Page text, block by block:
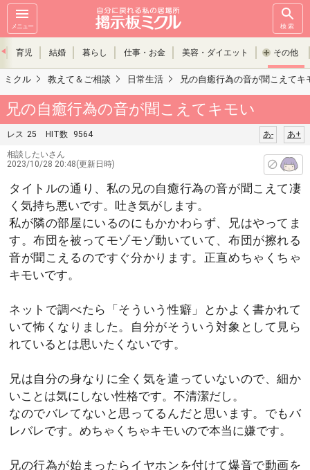
メニュー 検索
育児 結婚 暮らし 仕事・お金 美容・ダイエット その他
ミクル 教えて＆ご相談 日常生活 兄の自癒行為の音が聞こえてキ
兄の自癒行為の音が聞こえてキモい
レス 25 HIT数 9564 あ+
あ-
相談したいさん
2023/10/28 20:48(更新日時)
タイトルの通り、私の兄の自癒行為の音が聞こえて凄
く気持ち悪いです。吐き気がします。
私が隣の部屋にいるのにもかかわらず、兄はやってま
す。布団を被ってモゾモゾ動いていて、布団が擦れる
音が聞こえるのですぐ分かります。正直めちゃくちゃ
キモいです。
ネットで調べたら「そういう性癖」とかよく書かれて
いて怖くなりました。自分がそういう対象として見ら
れているとは思いたくないです。
兄は自分の身なりに全く気を遣っていないので、細か
いことは気にしない性格です。不清潔だし。
なのでバレてないと思ってるんだと思います。でもバ
レバレです。めちゃくちゃキモいので本当に嫌です。
兄の行為が始まったらイヤホンを付けて爆音で動画を